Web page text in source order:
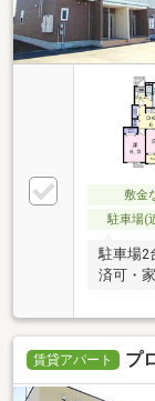
敷金
駐車場(
駐車場2
済可・
賃貸アパート プ